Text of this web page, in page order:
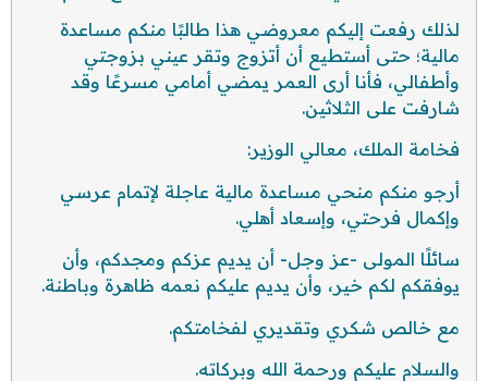
لذلك رفعت إليكم معروضي هذا طالبًا منكم مساعدة
مالية؛ حتى أستطيع أن أتزوج وتقر عيني بزوجتي
وأطفالي، فأنا أرى العمر يمضي أمامي مسرعًا وقد
شارفت على الثلاثين.
فخامة الملك، معالي الوزير:
أرجو منكم منحي مساعدة مالية عاجلة لإتمام عرسي
وإكمال فرحتي، وإسعاد أهلي.
سائلًا المولى -عز وجل- أن يديم عزكم ومجدكم، وأن
يوفقكم لكم خير، وأن يديم عليكم نعمه ظاهرة وباطنة.
مع خالص شكري وتقديري لفخامتكم.
والسلام عليكم ورحمة الله وبركاته.